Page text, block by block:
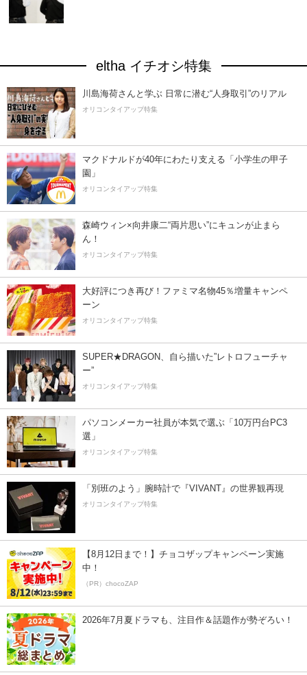
eltha イチオシ特集
川島海荷さんと学ぶ 日常に潜む“人身取引”のリアル
オリコンタイアップ特集
マクドナルドが40年にわたり支える「小学生の甲子
園」
オリコンタイアップ特集
森崎ウィン×向井康二“両片思い”にキュンが止まら
ん！
オリコンタイアップ特集
大好評につき再び！ファミマ名物45％増量キャンペ
ーン
オリコンタイアップ特集
SUPER★DRAGON、自ら描いた”レトロフューチャ
ー”
オリコンタイアップ特集
パソコンメーカー社員が本気で選ぶ「10万円台PC3
選」
オリコンタイアップ特集
「別班のよう」腕時計で『VIVANT』の世界観再現
オリコンタイアップ特集
【8月12日まで！】チョコザップキャンペーン実施
中！
（PR）chocoZAP
2026年7月夏ドラマも、注目作＆話題作が勢ぞろい！